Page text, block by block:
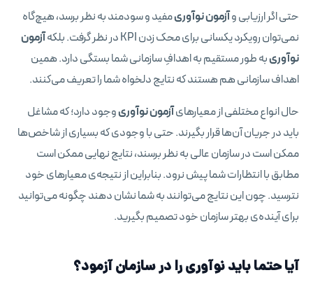
حتی اگر ارزیابی وآزمون نوآوریمفید و سودمند به نظر برسد، هیچ‌گاه
نمی‌توان رویکرد یکسانی برای محک زدن KPI در نظر گرفت. بلکه
آزمون
نوآوریبه طور مستقیم به اهدافِ سازمانی شما بستگی دارد. همین
اهداف سازمانی هم هستند که نتایج دلخواه شما را تعریف می‌کنند.
حال انواع مختلفی از معیارهایآزمون نوآوریوجود دارد؛ که مشاغل
باید در جریان آن‌ها قرار بگیرند. حتی با وجودی که بسیاری از شاخص‌ها
ممکن است در سازمان عالی‌ به نظر برسند، نتایج نهایی ممکن است
مطابق با انتظارات شما پیش نرود. بنابراین از نتیجه‌ی معیارهای خود
نترسید. چون این نتایج می‌توانند به شما نشان دهند چگونه می‌توانید
برای آینده‌ی بهتر سازمان خود تصمیم بگیرید.
آیا حتما باید نوآوری را در سازمان آزمود؟